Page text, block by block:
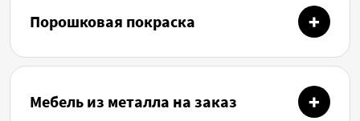
Порошковая покраска
Мебель из металла на заказ